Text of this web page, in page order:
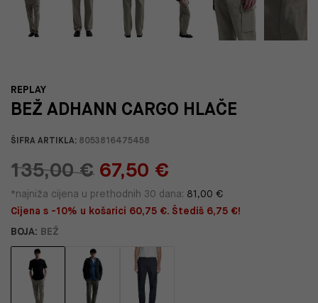
REPLAY
BEŽ ADHANN CARGO HLAČE
ŠIFRA ARTIKLA: 8053816475458
135,00 € 67,50 €
*najniža cijena u prethodnih 30 dana: 81,00 €
Cijena s -10% u košarici 60,75 €. Štediš 6,75 €!
BOJA: BEŽ